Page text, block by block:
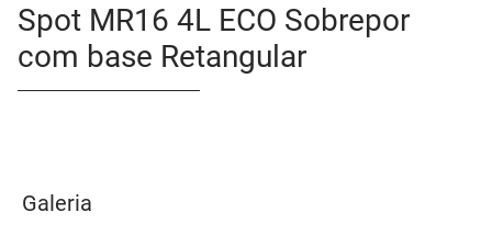
Spot MR16 4L ECO Sobrepor
com base Retangular
Galeria